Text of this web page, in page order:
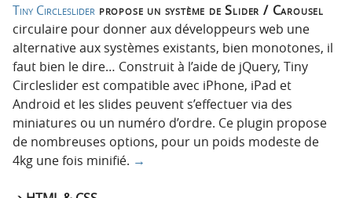
Tiny Circleslider propose un système de Slider / Carousel
circulaire pour donner aux développeurs web une
alternative aux systèmes existants, bien monotones, il
faut bien le dire… Construit à l’aide de jQuery, Tiny
Circleslider est compatible avec iPhone, iPad et
Android et les slides peuvent s’effectuer via des
miniatures ou un numéro d’ordre. Ce plugin propose
de nombreuses options, pour un poids modeste de
4kg une fois minifié. →